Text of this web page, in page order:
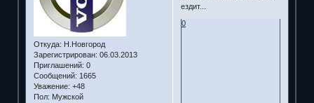
Откуда: Н.Новгород
Зарегистрирован: 06.03.2013
Приглашений: 0
Сообщений: 1665
Уважение: +48
Пол: Мужской
ездит...
0